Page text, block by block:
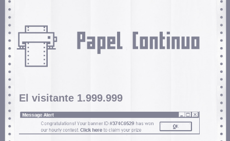
El visitante 1.999.999